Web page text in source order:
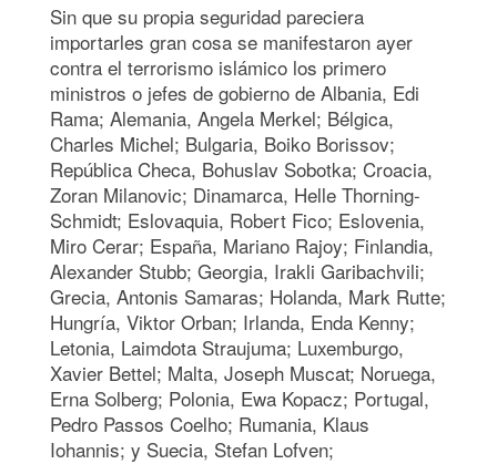
Sin que su propia seguridad pareciera
importarles gran cosa se manifestaron ayer
contra el terrorismo islámico los primero
ministros o jefes de gobierno de Albania, Edi
Rama; Alemania, Angela Merkel; Bélgica,
Charles Michel; Bulgaria, Boiko Borissov;
República Checa, Bohuslav Sobotka; Croacia,
Zoran Milanovic; Dinamarca, Helle Thorning-
Schmidt; Eslovaquia, Robert Fico; Eslovenia,
Miro Cerar; España, Mariano Rajoy; Finlandia,
Alexander Stubb; Georgia, Irakli Garibachvili;
Grecia, Antonis Samaras; Holanda, Mark Rutte;
Hungría, Viktor Orban; Irlanda, Enda Kenny;
Letonia, Laimdota Straujuma; Luxemburgo,
Xavier Bettel; Malta, Joseph Muscat; Noruega,
Erna Solberg; Polonia, Ewa Kopacz; Portugal,
Pedro Passos Coelho; Rumania, Klaus
Iohannis; y Suecia, Stefan Lofven;